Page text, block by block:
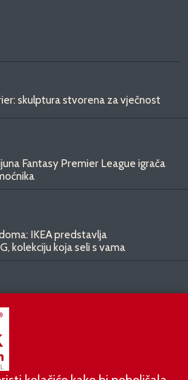
skulptura stvorena za vječnost
Fantasy Premier League igrača
IKEA predstavlja
kolekciju koja seli s vama
luksuznu limuzinu veću od
S-klase, obećava domet do 1.000